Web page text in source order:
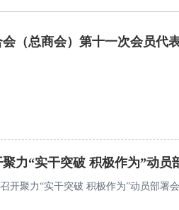
（总商会）第十一次会员代
力“实干突破 积极作为”动员
开聚力“实干突破 积极作为”动员部署